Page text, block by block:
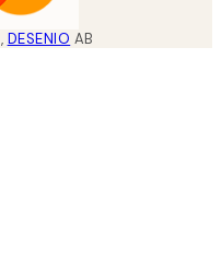
, DESENIO AB